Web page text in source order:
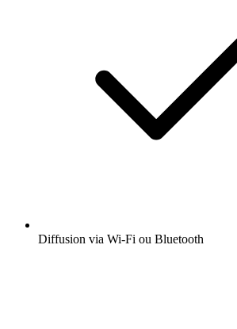
Diffusion via Wi-Fi ou Bluetooth